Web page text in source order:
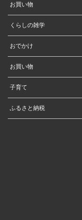
お買い物
くらしの雑学
おでかけ
お買い物
子育て
ふるさと納税